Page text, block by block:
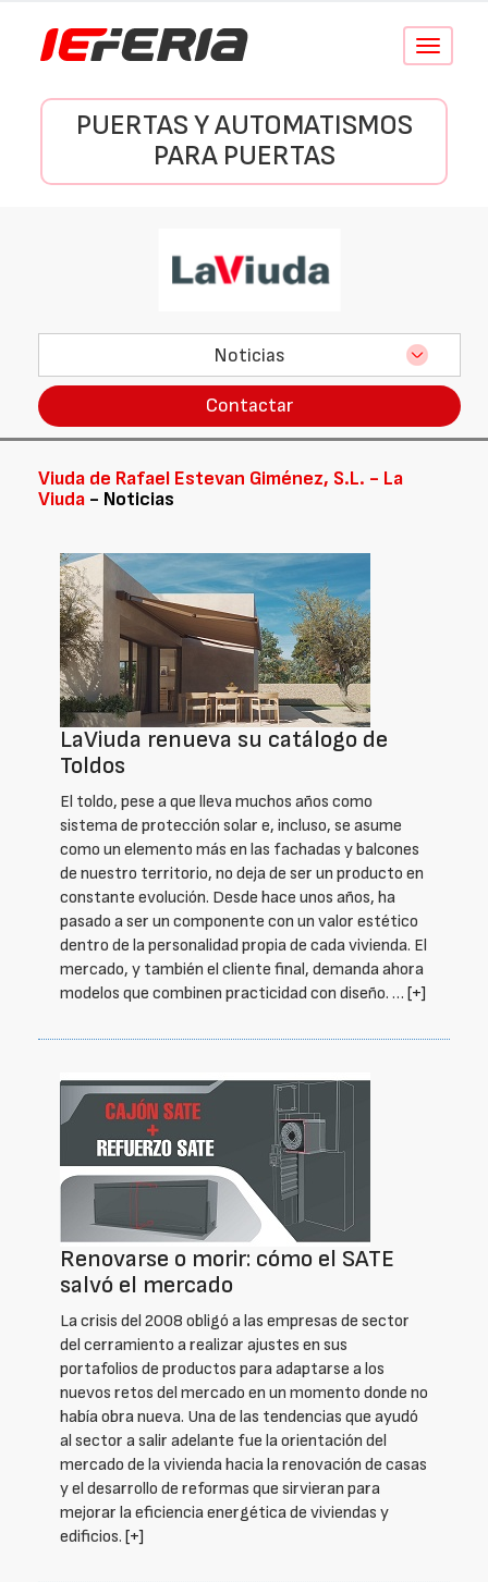
Conmutar
PUERTAS Y AUTOMATISMOS
PARA PUERTAS
Noticias
Contactar
Viuda de Rafael Estevan Giménez, S.L. - La
Viuda - Noticias
LaViuda renueva su catálogo de
Toldos
El toldo, pese a que lleva muchos años como
sistema de protección solar e, incluso, se asume
como un elemento más en las fachadas y balcones
de nuestro territorio, no deja de ser un producto en
constante evolución. Desde hace unos años, ha
pasado a ser un componente con un valor estético
dentro de la personalidad propia de cada vivienda. El
mercado, y también el cliente final, demanda ahora
modelos que combinen practicidad con diseño. … [+]
Renovarse o morir: cómo el SATE
salvó el mercado
La crisis del 2008 obligó a las empresas de sector
del cerramiento a realizar ajustes en sus
portafolios de productos para adaptarse a los
nuevos retos del mercado en un momento donde no
había obra nueva. Una de las tendencias que ayudó
al sector a salir adelante fue la orientación del
mercado de la vivienda hacia la renovación de casas
y el desarrollo de reformas que sirvieran para
mejorar la eficiencia energética de viviendas y
edificios. [+]